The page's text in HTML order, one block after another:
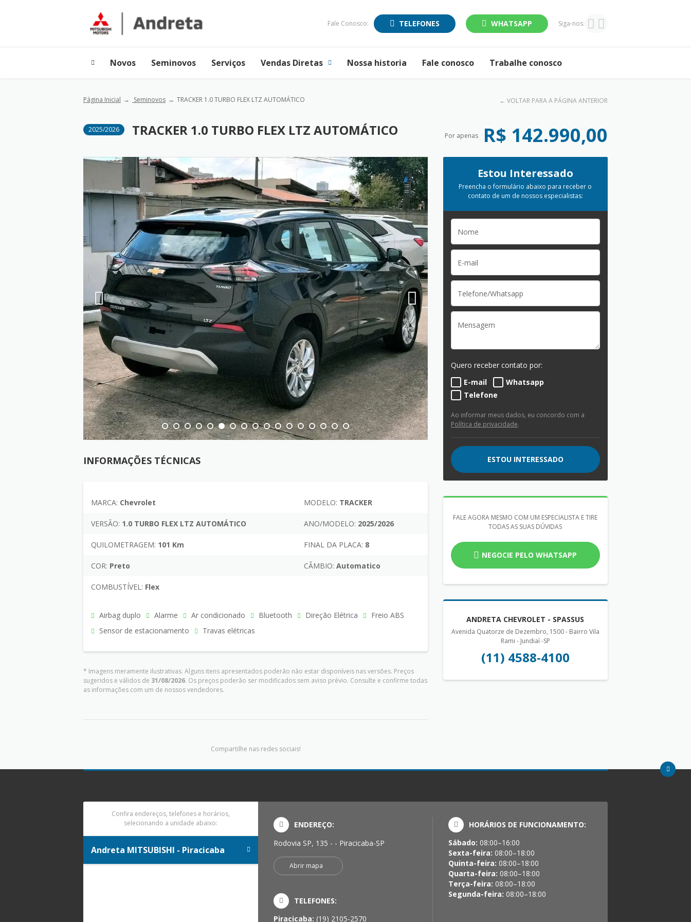
Fale Conosco: TELEFONES WHATSAPP Siga-nos:
Novos Seminovos Serviços Vendas Diretas Nossa historia Fale conosco Trabalhe conosco
Página Inicial Seminovos TRACKER 1.0 TURBO FLEX LTZ AUTOMÁTICO ← VOLTAR PARA A PÁGINA ANTERIOR
2025/2026 TRACKER 1.0 TURBO FLEX LTZ AUTOMÁTICO Por apenas R$ 142.990,00
INFORMAÇÕES TÉCNICAS
MARCA: Chevrolet MODELO: TRACKER
VERSÃO: 1.0 TURBO FLEX LTZ AUTOMÁTICO ANO/MODELO: 2025/2026
QUILOMETRAGEM: 101 Km FINAL DA PLACA: 8
COR: Preto CÂMBIO: Automatico
COMBUSTÍVEL: Flex
Airbag duplo Alarme Ar condicionado Bluetooth Direção Elétrica
Freio ABS
Sensor de estacionamento
Travas elétricas
* Imagens meramente ilustrativas. Alguns itens apresentados poderão não estar disponíveis nas versões. Preços
sugeridos e válidos de 31/08/2026. Os preços poderão ser modificados sem aviso prévio. Consulte e confirme todas
as informações com um de nossos vendedores.
Compartilhe nas redes sociais!
Estou Interessado
Preencha o formulário abaixo para receber o
contato de um de nossos especialistas:
Quero receber contato por:
E-mail
Whatsapp
Telefone
Ao informar meus dados, eu concordo com a
Política de privacidade.
ESTOU INTERESSADO
FALE AGORA MESMO COM UM ESPECIALISTA E TIRE
TODAS AS SUAS DÚVIDAS
NEGOCIE PELO WHATSAPP
ANDRETA CHEVROLET - SPASSUS
Avenida Quatorze de Dezembro, 1500 - Bairro Vila
Rami - Jundiaí -SP
(11) 4588-4100
Confira endereços, telefones e horários,
selecionando a unidade abaixo:
Andreta MITSUBISHI - Piracicaba
ENDEREÇO:
Rodovia SP, 135 - - Piracicaba-SP
Abrir mapa
TELEFONES:
Piracicaba: (19) 2105-2570
HORÁRIOS DE FUNCIONAMENTO:
Sábado: 08:00–16:00
Sexta-feira: 08:00–18:00
Quinta-feira: 08:00–18:00
Quarta-feira: 08:00–18:00
Terça-feira: 08:00–18:00
Segunda-feira: 08:00–18:00